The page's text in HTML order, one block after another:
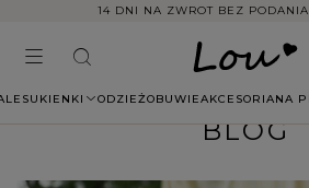
14 DNI NA ZWROT BEZ
SUKIENKI ODZIEŻOBUWIEAKCESORIANA
BLOG